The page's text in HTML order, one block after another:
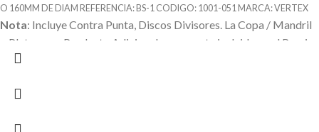
O 160MM DE DIAM REFERENCIA: BS-1 CODIGO: 1001-051 MARCA: VERTEX
Nota: Incluye Contra Punta, Discos Divisores. La Copa / Mandril
o Plato es un Producto Adicional que no esta incluido en el Precio